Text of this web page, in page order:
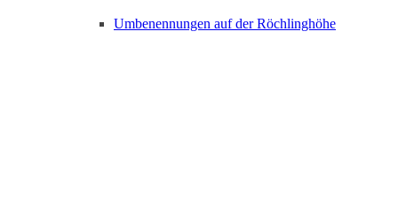
Umbenennungen auf der Röchlinghöhe